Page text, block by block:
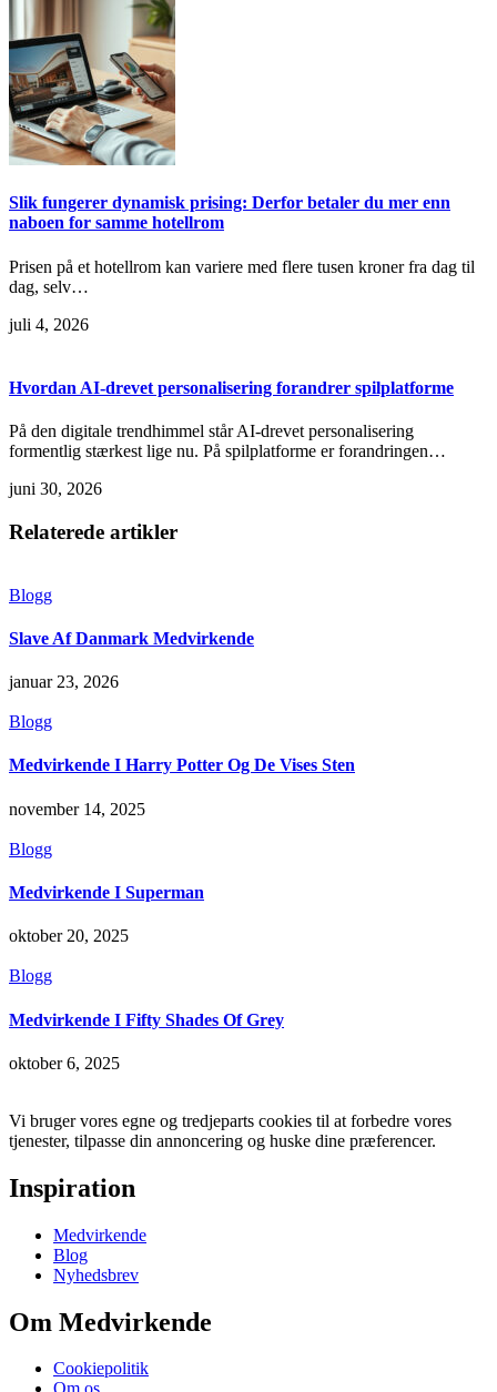
Slik fungerer dynamisk prising: Derfor betaler du mer enn
naboen for samme hotellrom
Prisen på et hotellrom kan variere med flere tusen kroner fra dag til
dag, selv…
juli 4, 2026
Hvordan AI-drevet personalisering forandrer spilplatforme
På den digitale trendhimmel står AI-drevet personalisering
formentlig stærkest lige nu. På spilplatforme er forandringen…
juni 30, 2026
Relaterede artikler
Blogg
Slave Af Danmark Medvirkende
januar 23, 2026
Blogg
Medvirkende I Harry Potter Og De Vises Sten
november 14, 2025
Blogg
Medvirkende I Superman
oktober 20, 2025
Blogg
Medvirkende I Fifty Shades Of Grey
oktober 6, 2025
Vi bruger vores egne og tredjeparts cookies til at forbedre vores
tjenester, tilpasse din annoncering og huske dine præferencer.
Inspiration
Medvirkende
Blog
Nyhedsbrev
Om Medvirkende
Cookiepolitik